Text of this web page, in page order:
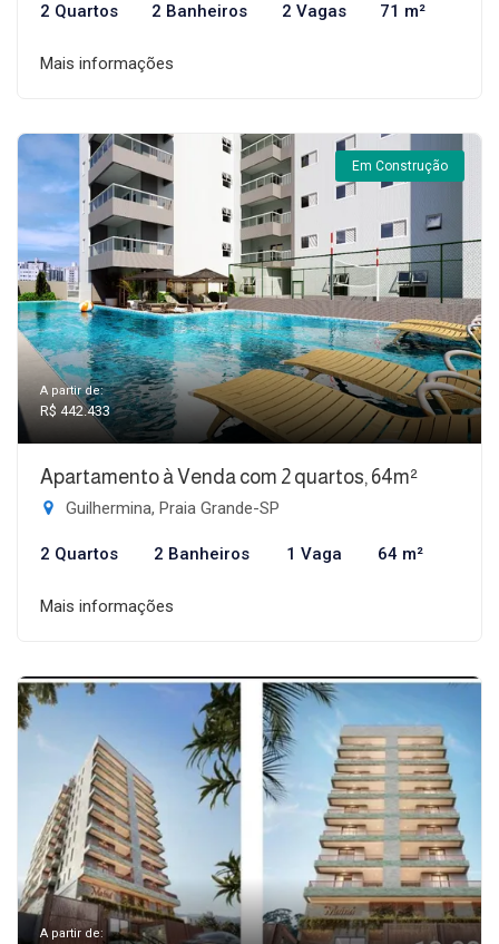
2 Quartos 2 Banheiros 2 Vagas 71 m²
Mais informações
Em Construção
A partir de:
R$ 442.433
Apartamento à Venda com 2 quartos, 64m²
Guilhermina, Praia Grande-SP
2 Quartos 2 Banheiros 1 Vaga 64 m²
Mais informações
A partir de: